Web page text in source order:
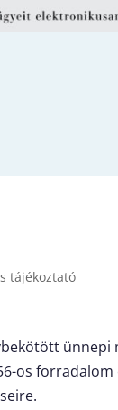
tájékoztató
ünnepi
os forradalom